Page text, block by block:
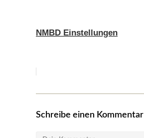
NMBD Einstellungen
Schreibe einen Kommentar